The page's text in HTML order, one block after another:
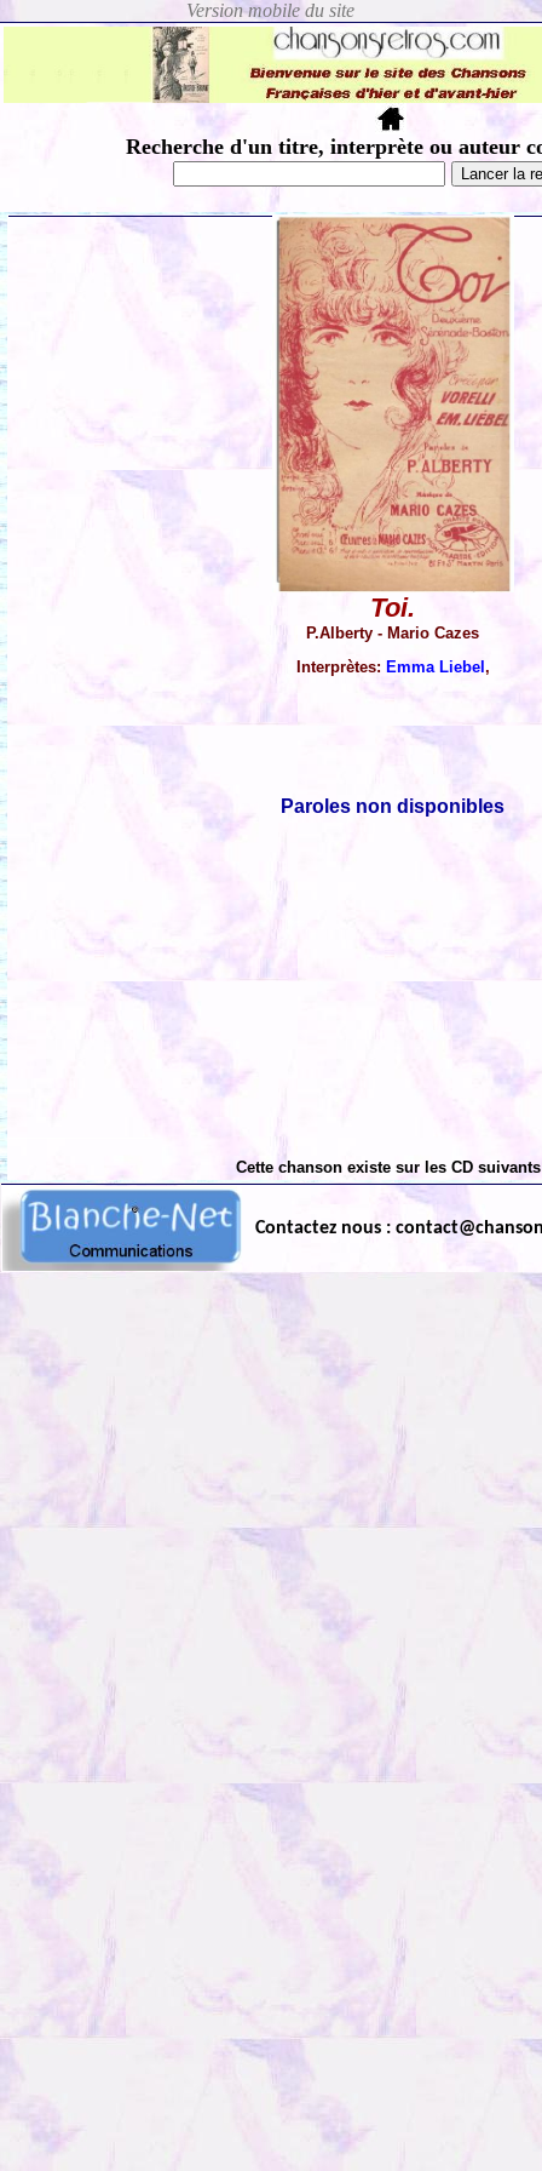
Recherche d'un titre, interprète ou auteur
Toi.
P.Alberty - Mario Cazes
Interprètes: Emma Liebel ,
Paroles non disponibles
Cette chanson existe sur les CD
Contactez nous :